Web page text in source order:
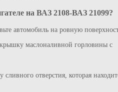
на ВАЗ 2108-ВАЗ 21099?
автомобиль на ровную
маслоналивной горловины с
отверстия, которая